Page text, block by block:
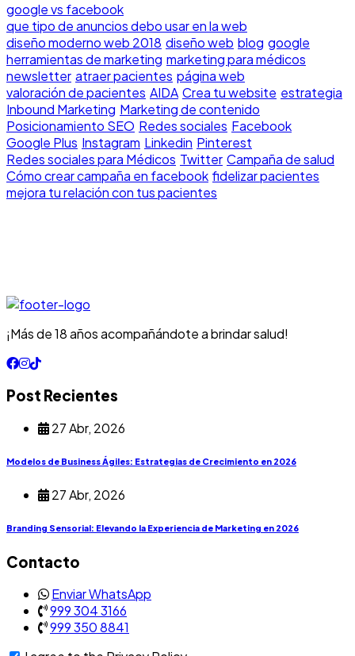
google vs facebook
que tipo de anuncios debo usar en la web
diseño moderno web 2018 diseño web blog google
herramientas de marketing marketing para médicos
newsletter atraer pacientes página web
valoración de pacientes AIDA Crea tu website estrategia
Inbound Marketing Marketing de contenido
Posicionamiento SEO Redes sociales Facebook
Google Plus Instagram Linkedin Pinterest
Redes sociales para Médicos Twitter Campaña de salud
Cómo crear campaña en facebook fidelizar pacientes
mejora tu relación con tus pacientes
¡Más de 18 años acompañándote a brindar salud!
Post Recientes
27 Abr, 2026
Modelos de Business Ágiles: Estrategias de Crecimiento en 2026
27 Abr, 2026
Branding Sensorial: Elevando la Experiencia de Marketing en 2026
Contacto
Enviar WhatsApp
999 304 3166
999 350 8841